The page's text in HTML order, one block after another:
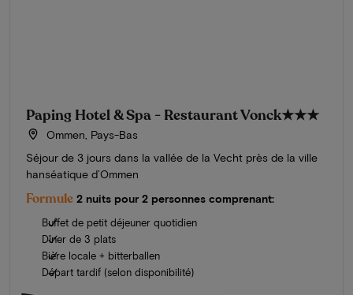
Paping Hotel & Spa - Restaurant Vonck★★★
Ommen, Pays-Bas
Séjour de 3 jours dans la vallée de la Vecht près de la ville
hanséatique d’Ommen
Formule 2 nuits pour 2 personnes comprenant:
Buffet de petit déjeuner quotidien
Dîner de 3 plats
Bière locale + bitterballen
Départ tardif (selon disponibilité)